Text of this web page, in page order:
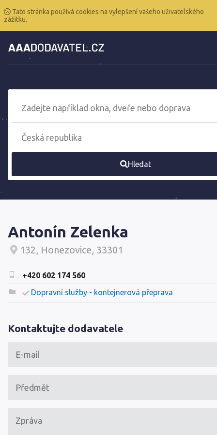
Tato stránka používá cookies na vylepšení vašeho uživatelského
zážitku.
Hledat
Antonín Zelenka
132, Honezovice, 33301
+420 602 174 560
Dopravní služby - kontejnerová přeprava
Kontaktujte dodavatele